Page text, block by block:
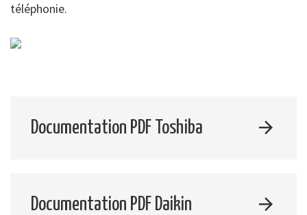
téléphonie.
Documentation PDF Toshiba
Documentation PDF Daikin